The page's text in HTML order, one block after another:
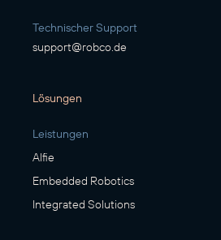
Technischer Support
support@robco.de
Lösungen
Leistungen
Alfie
Embedded Robotics
Integrated Solutions